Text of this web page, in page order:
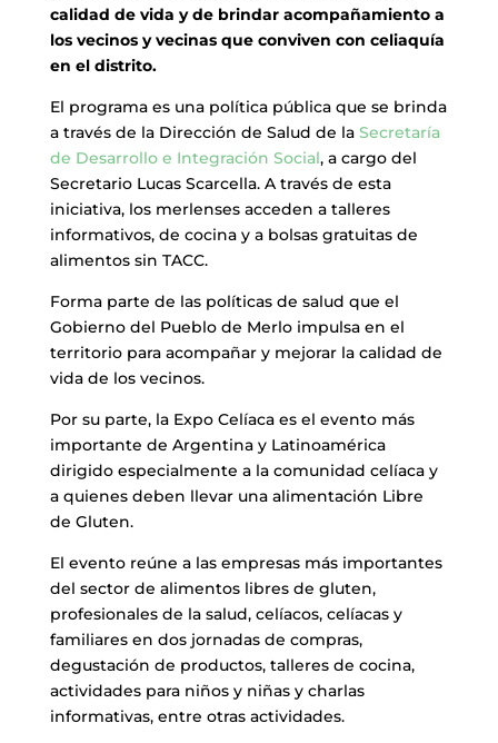
calidad de vida y de brindar acompañamiento a
los vecinos y vecinas que conviven con celiaquía
en el distrito.
El programa es una política pública que se brinda
a través de la Dirección de Salud de la Secretaría
de Desarrollo e Integración Social, a cargo del
Secretario Lucas Scarcella. A través de esta
iniciativa, los merlenses acceden a talleres
informativos, de cocina y a bolsas gratuitas de
alimentos sin TACC.
Forma parte de las políticas de salud que el
Gobierno del Pueblo de Merlo impulsa en el
territorio para acompañar y mejorar la calidad de
vida de los vecinos.
Por su parte, la Expo Celíaca es el evento más
importante de Argentina y Latinoamérica
dirigido especialmente a la comunidad celíaca y
a quienes deben llevar una alimentación Libre
de Gluten.
El evento reúne a las empresas más importantes
del sector de alimentos libres de gluten,
profesionales de la salud, celíacos, celíacas y
familiares en dos jornadas de compras,
degustación de productos, talleres de cocina,
actividades para niños y niñas y charlas
informativas, entre otras actividades.